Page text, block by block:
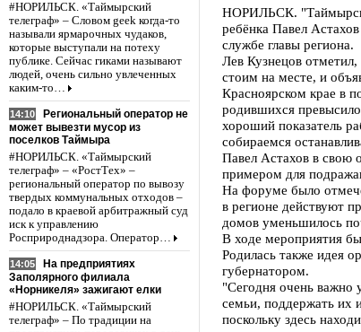
#НОРИЛЬСК. «Таймырский
телеграф» – Словом geek когда-то
называли ярмарочных чудаков,
которые выступали на потеху
публике. Сейчас гиками называют
людей, очень сильно увлеченных
каким-то…
14:10
Региональный оператор не
может вывезти мусор из
поселков Таймыра
#НОРИЛЬСК. «Таймырский
телеграф» – «РостТех» –
региональный оператор по вывозу
твердых коммунальных отходов –
подало в краевой арбитражный суд
иск к управлению
Росприроднадзора. Оператор…
14:05
На предприятиях
Заполярного филиала
«Норникеля» зажигают елки
#НОРИЛЬСК. «Таймырский
телеграф» – По традиции на
НОРИЛЬСК.
ребёнка Павел
службе главы региона.
Лев Кузнецов
стоим на месте, и
Красноярском крае в
родившихся
хороший показатель
собираемся
Павел Астахов в свою
примером для
На форуме было
в регионе действуют
домов уменьшилось
В ходе мероприятия
Родилась также идея
губернатором.
"Сегодня очень важно
семьи, поддержать их
поскольку здесь